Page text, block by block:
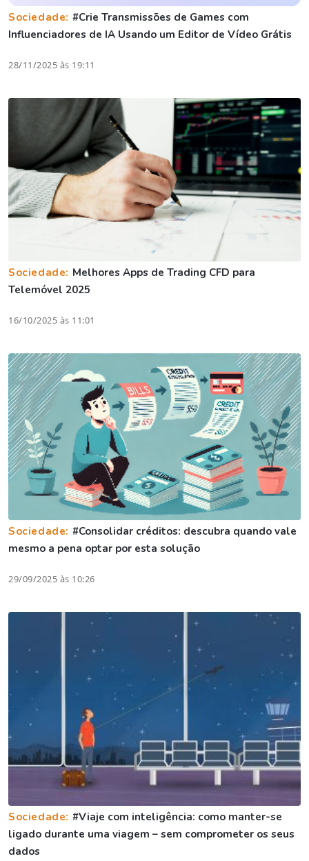
Sociedade: #Crie Transmissões de Games com
Influenciadores de IA Usando um Editor de Vídeo Grátis
28/11/2025 às 19:11
Sociedade: Melhores Apps de Trading CFD para
Telemóvel 2025
16/10/2025 às 11:01
Sociedade: #Consolidar créditos: descubra quando vale
mesmo a pena optar por esta solução
29/09/2025 às 10:26
Sociedade: #Viaje com inteligência: como manter-se
ligado durante uma viagem – sem comprometer os seus
dados